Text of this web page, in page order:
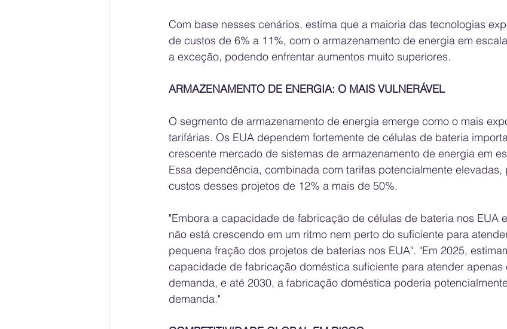
Com base nesses cenários, estima que a maioria das tecnologias
de custos de 6% a 11%, com o armazenamento de energia em
a exceção, podendo enfrentar aumentos muito superiores.
ARMAZENAMENTO DE ENERGIA: O MAIS VULNERÁVEL
O segmento de armazenamento de energia emerge como o mais
tarifárias. Os EUA dependem fortemente de células de bateria
crescente mercado de sistemas de armazenamento de energia em
Essa dependência, combinada com tarifas potencialmente elevadas,
custos desses projetos de 12% a mais de 50%.
"Embora a capacidade de fabricação de células de bateria nos EUA
não está crescendo em um ritmo nem perto do suficiente para
pequena fração dos projetos de baterias nos EUA". "Em 2025,
capacidade de fabricação doméstica suficiente para atender
demanda, e até 2030, a fabricação doméstica poderia
demanda."